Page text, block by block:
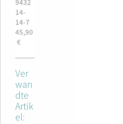
9432
14-
14-7
45,90
€
Ver
wan
dte
Artik
el: